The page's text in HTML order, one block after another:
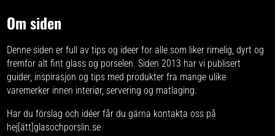
Om siden
Denne siden er full av tips og ideer for alle som liker rimelig, dyrt og
fremfor alt fint glass og porselen. Siden 2013 har vi publisert
guider, inspirasjon og tips med produkter fra mange ulike
varemerker innen interiør, servering og matlaging.
Har du förslag och idéer får du gärna kontakta oss på
hej[ätt]glasochporslin.se